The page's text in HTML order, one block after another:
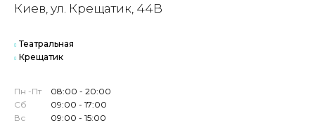
Киев, ул. Крещатик, 44В
Театральная
Крещатик
Пн -Пт
08:00 - 20:00
Сб
09:00 - 17:00
Вс
09:00 - 15:00